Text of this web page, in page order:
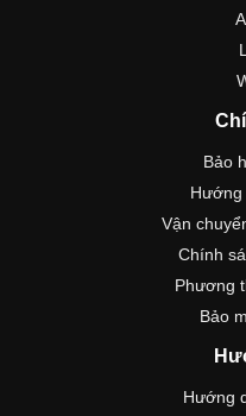
Bảo
Hướng
Vận
Chính
Phương
Bảo
Hướng